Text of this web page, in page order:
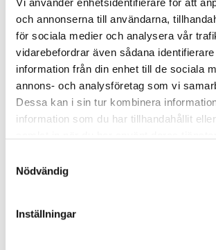
Vi använder enhetsidentifierare för att
och annonserna till användarna,
för sociala medier och analysera vår
vidarebefordrar även sådana
information från din enhet till de sociala
annons- och analysföretag som vi
Dessa kan i sin tur kombinera
information som du har tillhandahållit
Nödvändig
Inställningar
växthus. Komplettera din vanliga
halv nätdörr att användas under årets
månader.
Relaterade
SPARA 31%